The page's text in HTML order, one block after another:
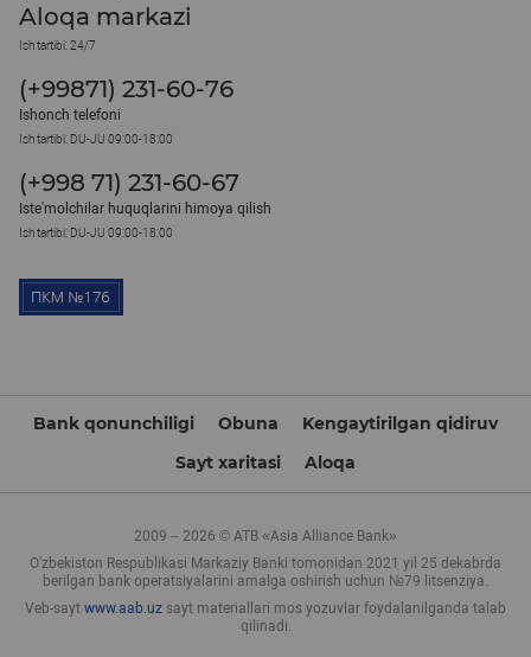
Aloqa markazi
Ish tartibi: 24/7
(+99871) 231-60-76
Ishonch telefoni
Ish tartibi: DU-JU 09:00-18:00
(+998 71) 231-60-67
Iste'molchilar huquqlarini himoya qilish
Ish tartibi: DU-JU 09:00-18:00
Bank qonunchiligi Obuna
Kengaytirilgan qidiruv
Sayt xaritasi
Aloqa
2009 – 2026 © ATB «Asia Alliance Bank»
O'zbekiston Respublikasi Markaziy Banki tomonidan 2021 yil 25 dekabrda
berilgan bank operatsiyalarini amalga oshirish uchun №79 litsenziya.
Veb-sayt www.aab.uz sayt materiallari mos yozuvlar foydalanilganda talab
qilinadi.